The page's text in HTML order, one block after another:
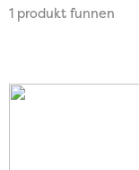
1 produkt funnen